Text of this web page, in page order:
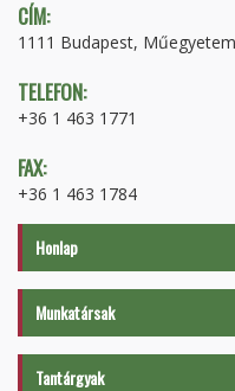
CÍM:
1111 Budapest,
TELEFON:
+36 1 463 1771
FAX:
+36 1 463 1784
Honlap
Munkatársak
Tantárgyak